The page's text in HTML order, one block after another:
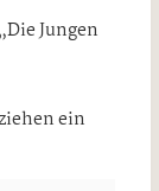
Jungen
ein